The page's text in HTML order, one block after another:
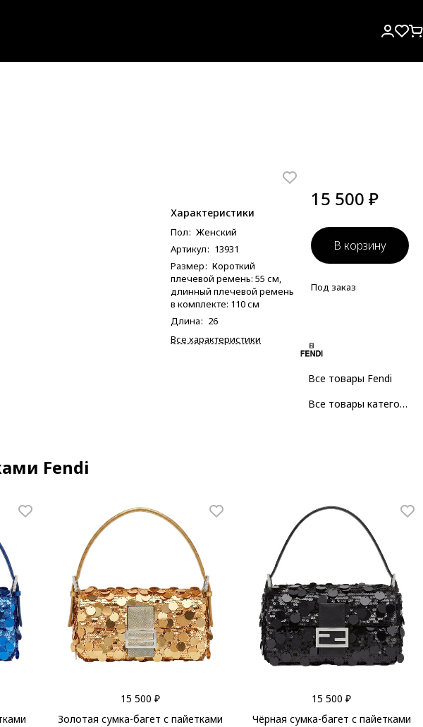
Характеристики
Пол: Женский
Артикул: 13931
Размер: Короткий
плечевой ремень: 55 см,
длинный плечевой ремень
в комплекте: 110 см
Длина: 26
Все характеристики
15 500 ₽
В корзину
Под заказ
Все товары Fendi
Все товары категории
Fendi
15 500 ₽
Золотая сумка-багет с пайетками
15 500 ₽
Чёрная сумка-багет с пайетками